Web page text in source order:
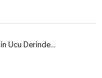
Ucu Derinde…